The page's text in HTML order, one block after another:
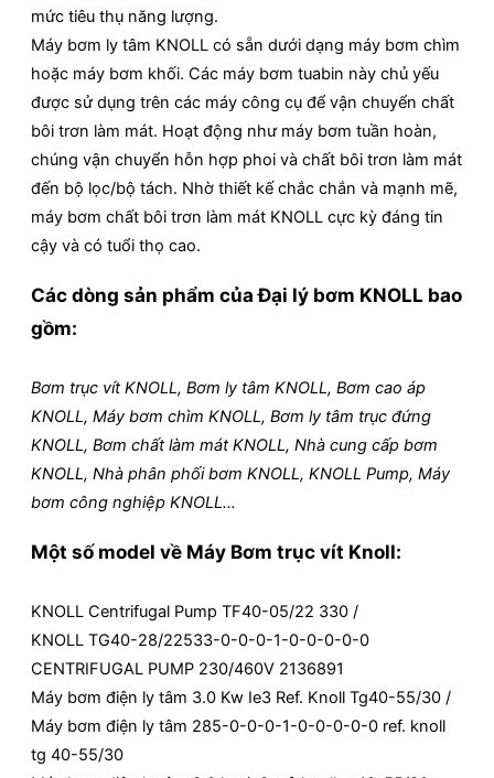
mức tiêu thụ năng lượng.
Máy bơm ly tâm KNOLL có sẵn dưới dạng máy bơm chìm
hoặc máy bơm khối. Các máy bơm tuabin này chủ yếu
được sử dụng trên các máy công cụ để vận chuyển chất
bôi trơn làm mát. Hoạt động như máy bơm tuần hoàn,
chúng vận chuyển hỗn hợp phoi và chất bôi trơn làm mát
đến bộ lọc/bộ tách. Nhờ thiết kế chắc chắn và mạnh mẽ,
máy bơm chất bôi trơn làm mát KNOLL cực kỳ đáng tin
cậy và có tuổi thọ cao.
Các dòng sản phẩm củaĐại lý bơm KNOLL bao
gồm:
Bơm trục vít KNOLL, Bơm ly tâm KNOLL, Bơm cao áp
KNOLL, Máy bơm chìm KNOLL, Bơm ly tâm trục đứng
KNOLL, Bơm chất làm mát KNOLL, Nhà cung cấp bơm
KNOLL, Nhà phân phối bơm KNOLL, KNOLL Pump, Máy
bơm công nghiệp KNOLL…
Một số model về Máy Bơm trục vít Knoll:
KNOLL Centrifugal Pump TF40-05/22 330 /
KNOLL TG40-28/22533-0-0-0-1-0-0-0-0-0
CENTRIFUGAL PUMP 230/460V 2136891
Máy bơm điện ly tâm 3.0 Kw Ie3 Ref. Knoll Tg40-55/30 /
Máy bơm điện ly tâm 285-0-0-0-1-0-0-0-0-0 ref. knoll
tg 40-55/30